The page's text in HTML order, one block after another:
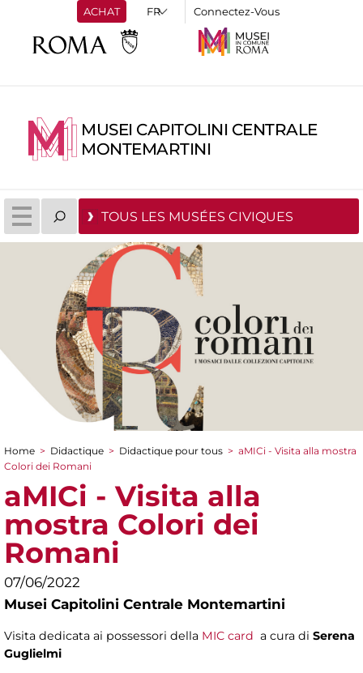
ACHAT Connectez-Vous
MUSEI CAPITOLINI CENTRALE
MONTEMARTINI
TOUS LES MUSÉES CIVIQUES
You are here
Home > Didactique > Didactique pour tous > aMICi - Visita alla mostra
Colori dei Romani
aMICi - Visita alla
mostra Colori dei
Romani
07/06/2022
Musei Capitolini Centrale Montemartini
Visita dedicata ai possessori della MIC card a cura di Serena
Guglielmi